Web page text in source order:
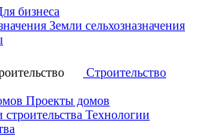
бизнеса
Земли сельхозназначения
Строительство
Проекты домов
Технологии